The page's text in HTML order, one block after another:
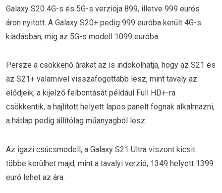
Galaxy S20 4G-s és 5G-s verziója 899, illetve 999 eurós
áron nyitott. A Galaxy S20+ pedig 999 euróba került 4G-s
kiadásban, míg az 5G-s modell 1099 euróba.
Persze a csökkenő árakat az is indokolhatja, hogy az S21 és
az S21+ valamivel visszafogottabb lesz, mint tavaly az
elődjeik, a kijelző felbontását például Full HD+-ra
csökkentik, a hajlított helyett lapos panelt fognak alkalmazni,
a hátlap pedig állítólag műanyagból lesz.
Az igazi csúcsmodell, a Galaxy S21 Ultra viszont kicsit
többe kerülhet majd, mint a tavalyi verzió, 1349 helyett 1399
euró lehet az ára.